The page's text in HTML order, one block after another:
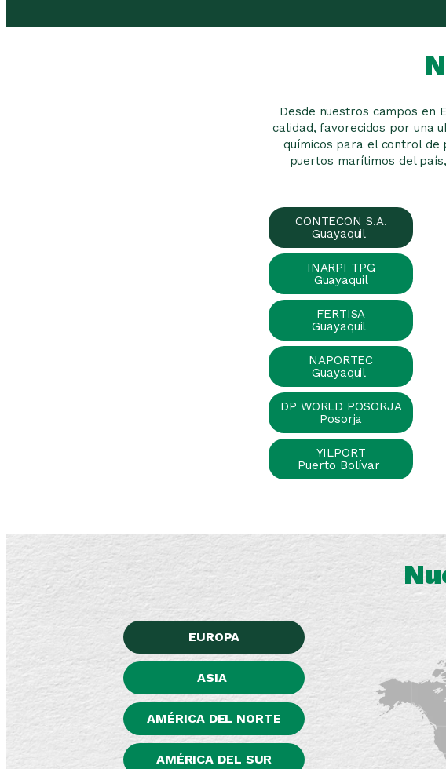
Desde nuestros campos en
calidad, favorecidos por una
químicos para el control de
puertos marítimos del
CONTECON S.A.
Guayaquil
INARPI TPG
Guayaquil
FERTISA
Guayaquil
NAPORTEC
Guayaquil
DP WORLD POSORJA
Posorja
YILPORT
Puerto Bolívar
EUROPA
ASIA
AMÉRICA DEL NORTE
AMÉRICA DEL SUR